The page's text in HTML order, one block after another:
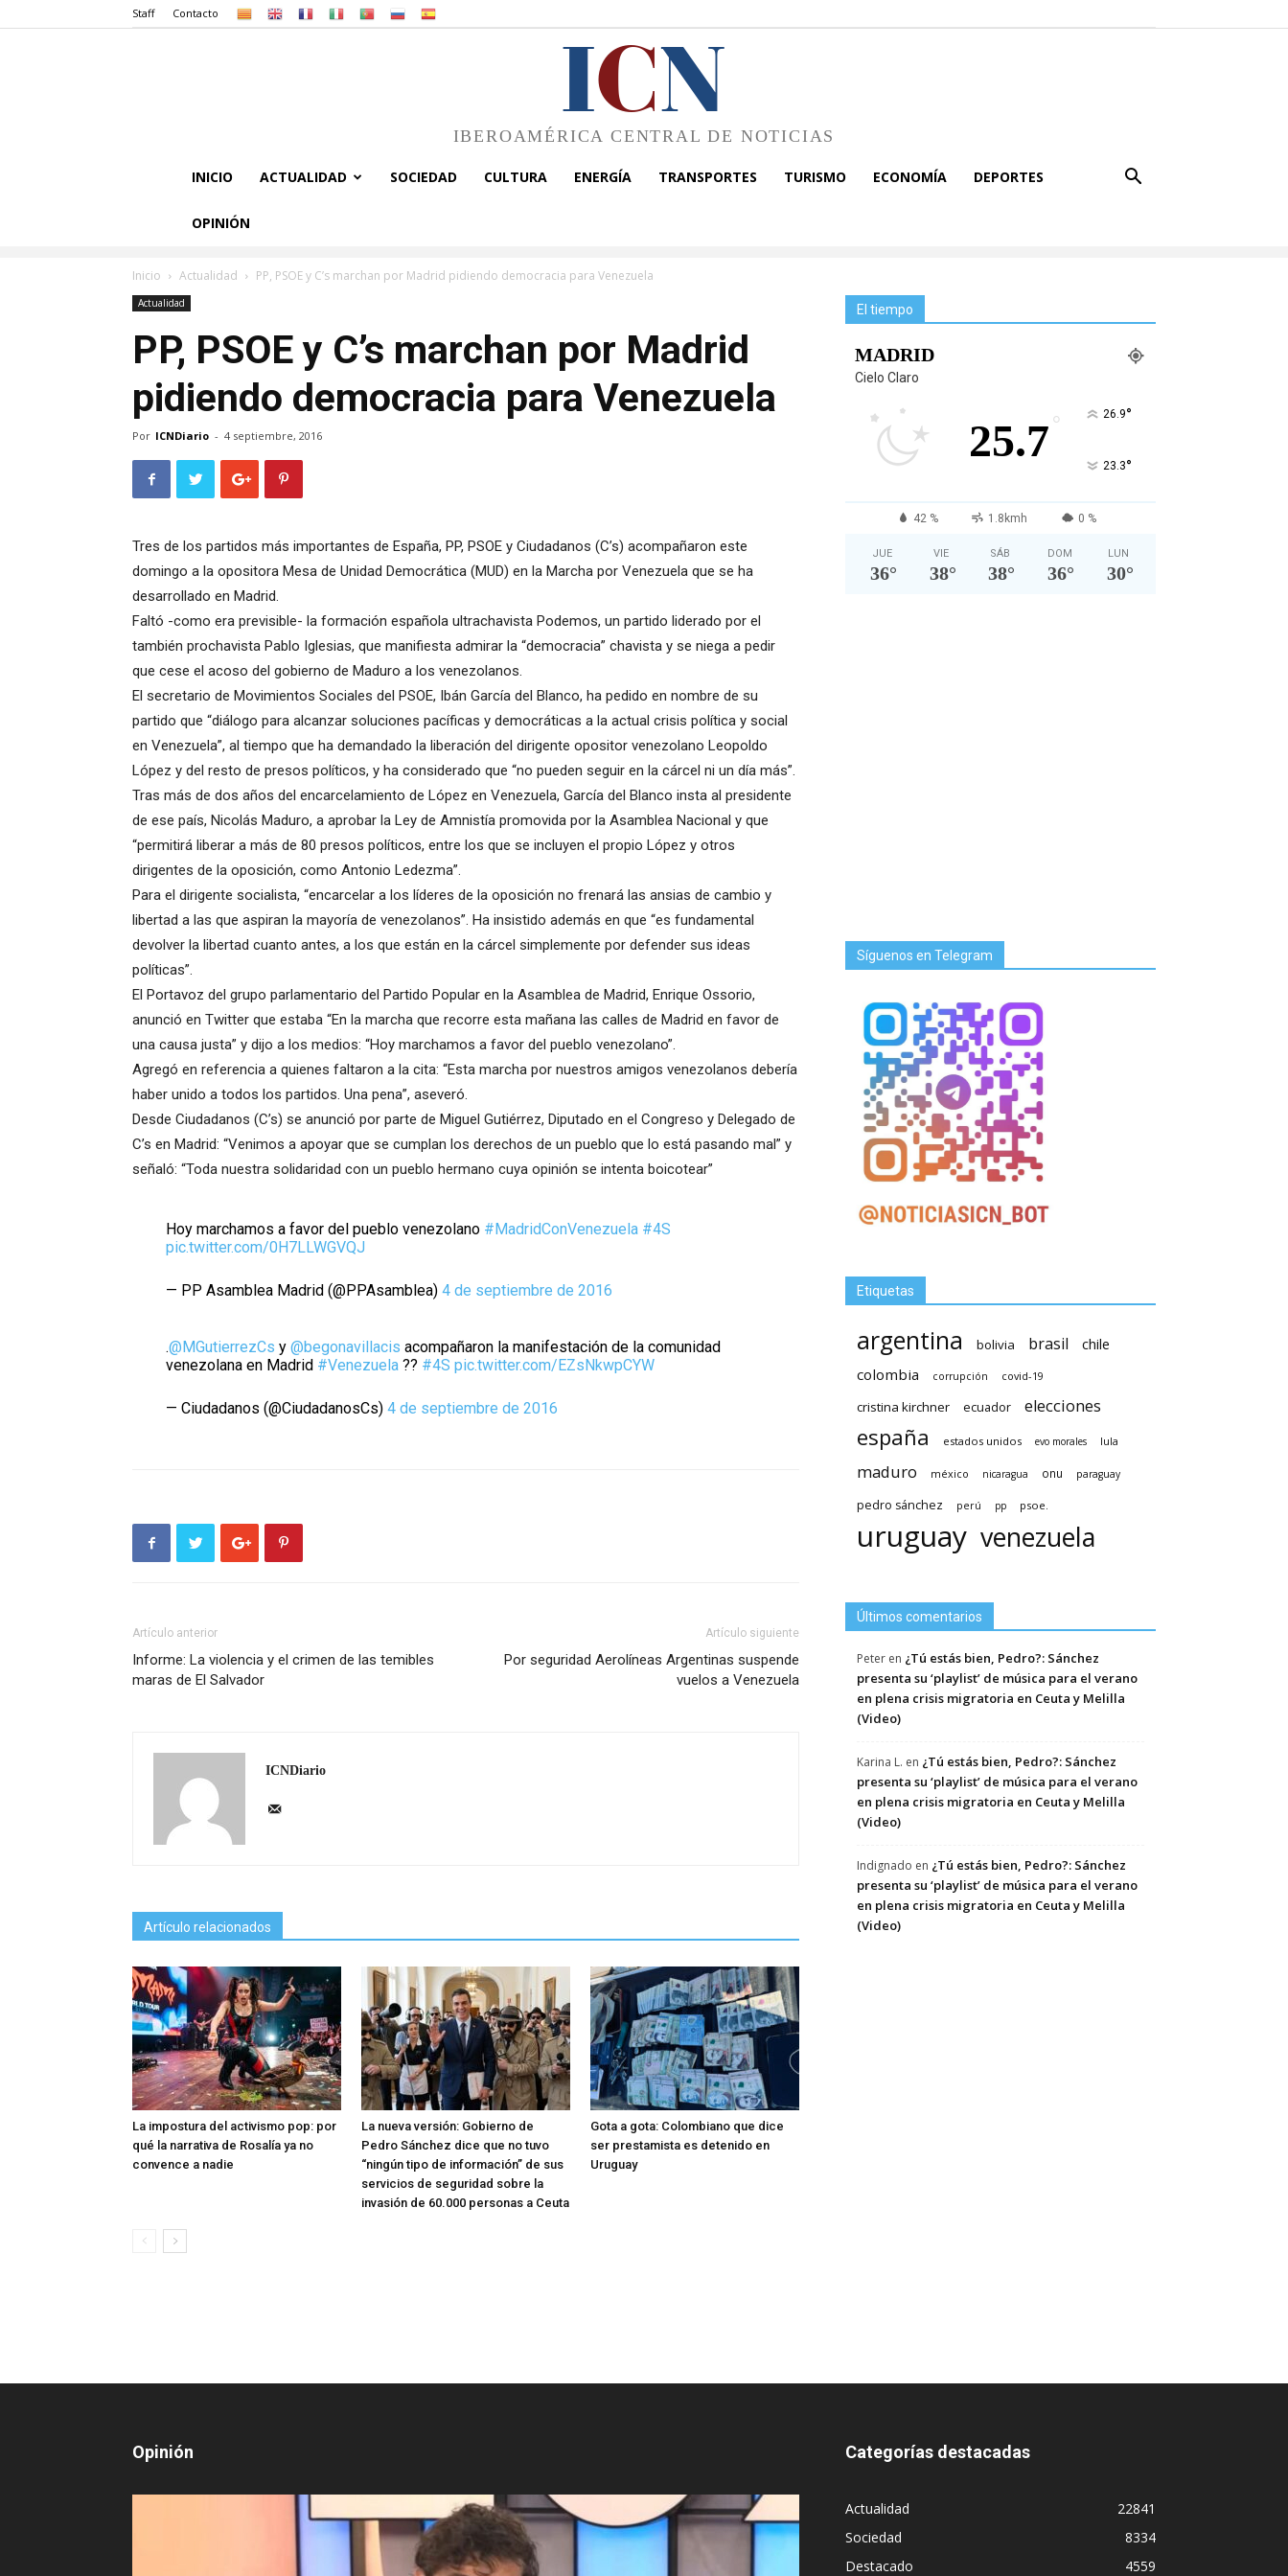
Staff Contacto
ICN
IBEROAMÉRICA CENTRAL DE NOTICIAS
INICIO ACTUALIDAD SOCIEDAD CULTURA ENERGÍA TRANSPORTES TURISMO ECONOMÍA DEPORTES
OPINIÓN
Inicio Actualidad PP, PSOE y C’s marchan por Madrid pidiendo democracia para Venezuela
Actualidad
PP, PSOE y C’s marchan por Madrid
pidiendo democracia para Venezuela
Por ICNDiario - 4 septiembre, 2016
Tres de los partidos más importantes de España, PP, PSOE y Ciudadanos (C’s) acompañaron este
domingo a la opositora Mesa de Unidad Democrática (MUD) en la Marcha por Venezuela que se ha
desarrollado en Madrid.
Faltó -como era previsible- la formación española ultrachavista Podemos, un partido liderado por el
también prochavista Pablo Iglesias, que manifiesta admirar la “democracia” chavista y se niega a pedir
que cese el acoso del gobierno de Maduro a los venezolanos.
El secretario de Movimientos Sociales del PSOE, Ibán García del Blanco, ha pedido en nombre de su
partido que “diálogo para alcanzar soluciones pacíficas y democráticas a la actual crisis política y social
en Venezuela”, al tiempo que ha demandado la liberación del dirigente opositor venezolano Leopoldo
López y del resto de presos políticos, y ha considerado que “no pueden seguir en la cárcel ni un día más”.
Tras más de dos años del encarcelamiento de López en Venezuela, García del Blanco insta al presidente
de ese país, Nicolás Maduro, a aprobar la Ley de Amnistía promovida por la Asamblea Nacional y que
“permitirá liberar a más de 80 presos políticos, entre los que se incluyen el propio López y otros
dirigentes de la oposición, como Antonio Ledezma”.
Para el dirigente socialista, “encarcelar a los líderes de la oposición no frenará las ansias de cambio y
libertad a las que aspiran la mayoría de venezolanos”. Ha insistido además en que “es fundamental
devolver la libertad cuanto antes, a los que están en la cárcel simplemente por defender sus ideas
políticas”.
El Portavoz del grupo parlamentario del Partido Popular en la Asamblea de Madrid, Enrique Ossorio,
anunció en Twitter que estaba “En la marcha que recorre esta mañana las calles de Madrid en favor de
una causa justa” y dijo a los medios: “Hoy marchamos a favor del pueblo venezolano”.
Agregó en referencia a quienes faltaron a la cita: “Esta marcha por nuestros amigos venezolanos debería
haber unido a todos los partidos. Una pena”, aseveró.
Desde Ciudadanos (C’s) se anunció por parte de Miguel Gutiérrez, Diputado en el Congreso y Delegado de
C’s en Madrid: “Venimos a apoyar que se cumplan los derechos de un pueblo que lo está pasando mal” y
señaló: “Toda nuestra solidaridad con un pueblo hermano cuya opinión se intenta boicotear”
Hoy marchamos a favor del pueblo venezolano #MadridConVenezuela #4S
pic.twitter.com/0H7LLWGVQJ
— PP Asamblea Madrid (@PPAsamblea) 4 de septiembre de 2016
.@MGutierrezCs y @begonavillacis acompañaron la manifestación de la comunidad
venezolana en Madrid #Venezuela?? #4S pic.twitter.com/EZsNkwpCYW
— Ciudadanos (@CiudadanosCs) 4 de septiembre de 2016
Artículo anterior
Informe: La violencia y el crimen de las temibles
maras de El Salvador
Artículo siguiente
Por seguridad Aerolíneas Argentinas suspende
vuelos a Venezuela
ICNDiario
Artículo relacionados
La impostura del activismo pop: por
qué la narrativa de Rosalía ya no
convence a nadie
La nueva versión: Gobierno de
Pedro Sánchez dice que no tuvo
“ningún tipo de información” de sus
servicios de seguridad sobre la
invasión de 60.000 personas a Ceuta
Gota a gota: Colombiano que dice
ser prestamista es detenido en
Uruguay
El tiempo
MADRID
Cielo Claro
25.7 ° 26.9°
23.3°
42 % 1.8kmh 0 %
JUE
36°
VIE
38°
SÁB
38°
DOM
36°
LUN
30°
Síguenos en Telegram
Etiquetas
argentina bolivia brasil
chile
colombia
corrupción covid-19
cristina kirchner ecuador elecciones
españa estados unidos evo morales lula
maduro méxico nicaragua onu paraguay
pedro sánchez perú pp psoe.
uruguay venezuela
Últimos comentarios
Peter en ¿Tú estás bien, Pedro?: Sánchez
presenta su ‘playlist’ de música para el verano
en plena crisis migratoria en Ceuta y Melilla
(Video)
Karina L. en ¿Tú estás bien, Pedro?: Sánchez
presenta su ‘playlist’ de música para el verano
en plena crisis migratoria en Ceuta y Melilla
(Video)
Indignado en ¿Tú estás bien, Pedro?: Sánchez
presenta su ‘playlist’ de música para el verano
en plena crisis migratoria en Ceuta y Melilla
(Video)
Opinión Categorías destacadas
Actualidad
22841
Sociedad
8334
Destacado
4559